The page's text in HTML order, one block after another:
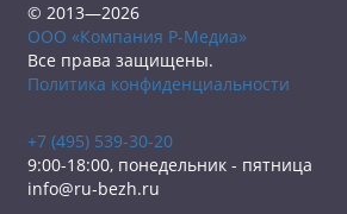
© 2013—2026
ООО «Компания Р-Медиа»
Все права защищены.
Политика конфиденциальности
+7 (495) 539-30-20
9:00-18:00, понедельник - пятница
info@ru-bezh.ru